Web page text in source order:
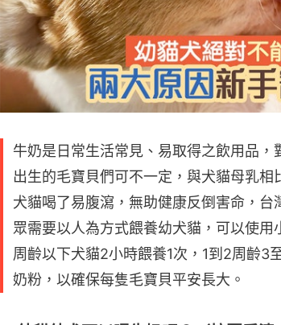
牛奶是日常生活常見、易取得之飲用品，
出生的毛寶貝們可不一定，與犬貓母乳
犬貓喝了易腹瀉，無助健康反倒害命，
眾需要以人為方式餵養幼犬貓，可以使用
周齡以下犬貓2小時餵養1次，1到2周齡3
奶粉，以確保每隻毛寶貝平安長大。